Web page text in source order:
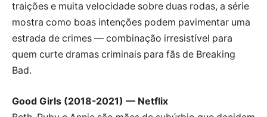
traições e muita velocidade sobre duas rodas, a série
mostra como boas intenções podem pavimentar uma
estrada de crimes — combinação irresistível para
quem curte dramas criminais para fãs de Breaking
Bad.
Good Girls (2018-2021) — Netflix